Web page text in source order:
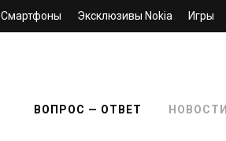
Смартфоны Эксклюзивы Nokia Игры
ВОПРОС — ОТВЕТ НОВОСТИ